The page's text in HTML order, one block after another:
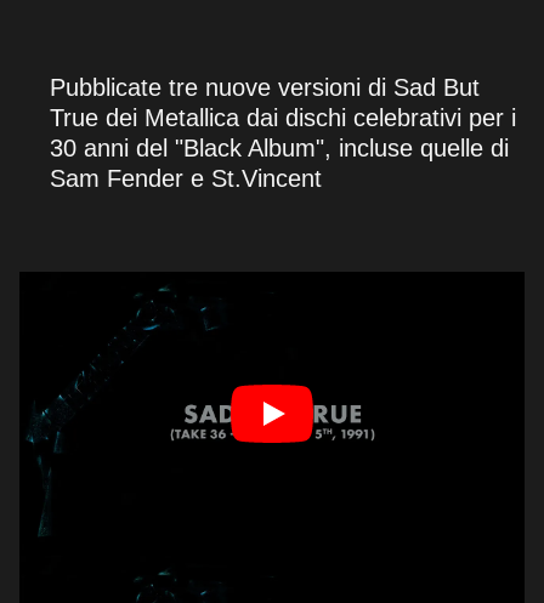
Pubblicate tre nuove versioni di Sad But
True dei Metallica dai dischi celebrativi per i
30 anni del "Black Album", incluse quelle di
Sam Fender e St.Vincent